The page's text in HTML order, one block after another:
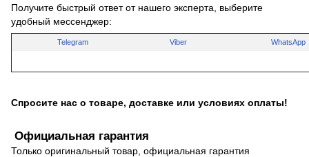
Получите быстрый ответ от нашего эксперта, выберите
удобный мессенджер:
Telegram Viber WhatsApp
Спросите нас о товаре, доставке или условиях оплаты!
Официальная гарантия
Только оригинальный товар, официальная гарантия